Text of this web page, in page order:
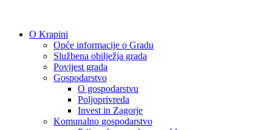
O Krapini
Opće informacije o Gradu
Službena obilježja grada
Povijest grada
Gospodarstvo
O gospodarstvu
Poljoprivreda
Invest in Zagorje
Komunalno gospodarstvo